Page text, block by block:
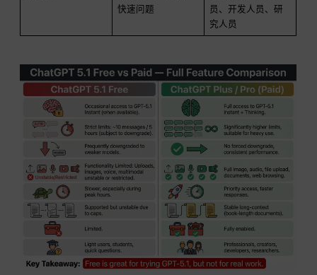
快速问题
员、开发人员、研
究人员